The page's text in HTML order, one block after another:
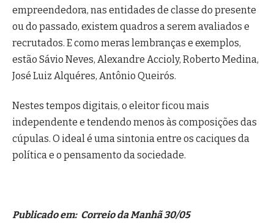
empreendedora, nas entidades de classe do presente
ou do passado, existem quadros a serem avaliados e
recrutados. E como meras lembranças e exemplos,
estão Sávio Neves, Alexandre Accioly, Roberto Medina,
José Luiz Alquéres, Antônio Queirós.
Nestes tempos digitais, o eleitor ficou mais
independente e tendendo menos às composições das
cúpulas. O ideal é uma sintonia entre os caciques da
política e o pensamento da sociedade.
Publicado em: Correio da Manhã 30/05